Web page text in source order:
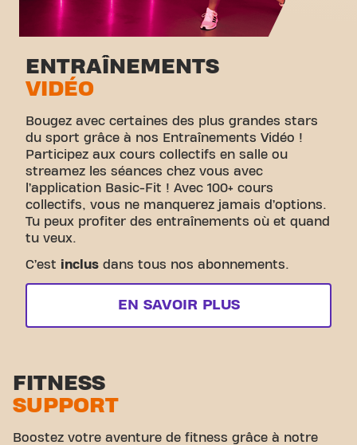
ENTRAÎNEMENTS
VIDÉO
Bougez avec certaines des plus grandes stars
du sport grâce à nos Entraînements Vidéo !
Participez aux cours collectifs en salle ou
streamez les séances chez vous avec
l’application Basic-Fit ! Avec 100+ cours
collectifs, vous ne manquerez jamais d’options.
Tu peux profiter des entraînements où et quand
tu veux.
C’est inclus dans tous nos abonnements.
EN SAVOIR PLUS
FITNESS
SUPPORT
Boostez votre aventure de fitness grâce à notre